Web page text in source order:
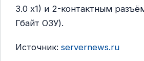
3.0 x1) и 2-контактным
Гбайт ОЗУ).
Источник: servernews.ru